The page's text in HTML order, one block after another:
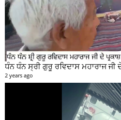
2 years ago